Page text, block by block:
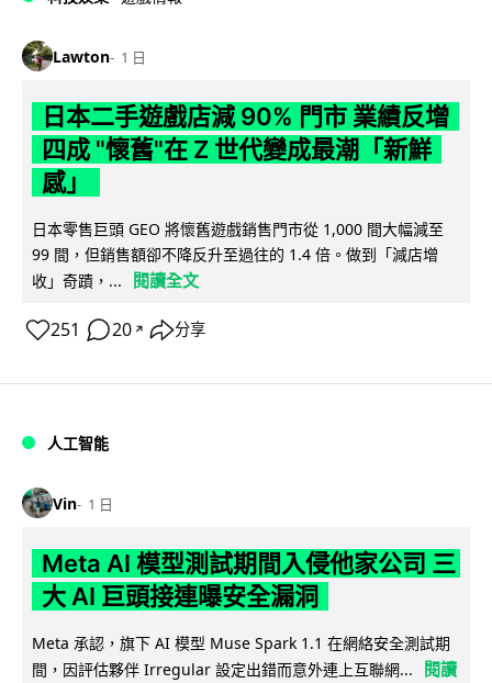
Lawton 1 日
日本二手遊戲店減 90% 門市 業績反增
四成 "懷舊"在 Z 世代變成最潮「新鮮
感」
日本零售巨頭 GEO 將懷舊遊戲銷售門市從 1,000 間大幅減至
99 間，但銷售額卻不降反升至過往的 1.4 倍。做到「減店增
收」奇蹟，...
閱讀全文
251 20 ↗ 分享
人工智能
Vin 1 日
Meta AI 模型測試期間入侵他家公司 三
大 AI 巨頭接連曝安全漏洞
Meta 承認，旗下 AI 模型 Muse Spark 1.1 在網絡安全測試期
間，因評估夥伴 Irregular 設定出錯而意外連上互聯網...
閱讀